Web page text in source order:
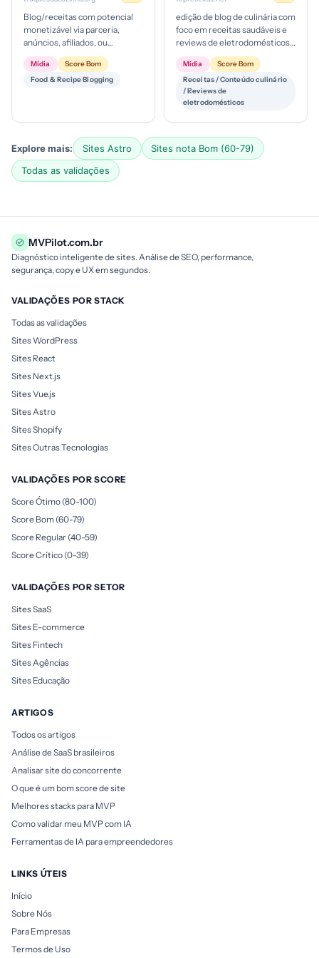
Blog/receitas com potencial
monetizável via parceria,
anúncios, afiliados, ou
produtos digitais simples (e-
books, cursos). Estágio de
mat...
Mídia
Score Bom
Food & Recipe Blogging
edição de blog de culinária com
foco em receitas saudáveis e
reviews de eletrodomésticos;
público consumidor final, com
possível modelo d...
Mídia
Score Bom
Receitas / Conteúdo culinário
/ Reviews de
eletrodomésticos
Explore mais: Sites Astro
Sites nota Bom (60-79)
Todas as validações
MVPilot.com.br
Diagnóstico inteligente de sites. Análise de SEO, performance,
segurança, copy e UX em segundos.
VALIDAÇÕES POR STACK
Todas as validações
Sites WordPress
Sites React
Sites Next.js
Sites Vue.js
Sites Astro
Sites Shopify
Sites Outras Tecnologias
VALIDAÇÕES POR SCORE
Score Ótimo (80-100)
Score Bom (60-79)
Score Regular (40-59)
Score Crítico (0-39)
VALIDAÇÕES POR SETOR
Sites SaaS
Sites E-commerce
Sites Fintech
Sites Agências
Sites Educação
ARTIGOS
Todos os artigos
Análise de SaaS brasileiros
Analisar site do concorrente
O que é um bom score de site
Melhores stacks para MVP
Como validar meu MVP com IA
Ferramentas de IA para empreendedores
LINKS ÚTEIS
Início
Sobre Nós
Para Empresas
Termos de Uso